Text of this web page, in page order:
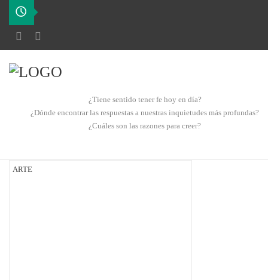
¿Tiene sentido tener fe hoy en día?
¿Dónde encontrar las respuestas a nuestras inquietudes más profundas?
¿Cuáles son las razones para creer?
ARTE